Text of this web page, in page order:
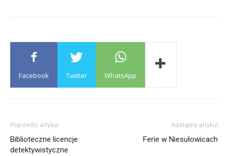
Facebook Twitter WhatsApp
Poprzedni artykuł
Biblioteczne licencje
detektywistyczne
Następny artykuł
Ferie w Niesułowicach